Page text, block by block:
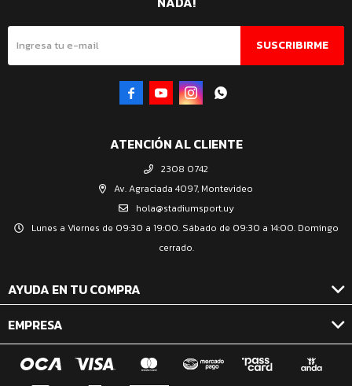
ATENCIÓN AL CLIENTE
2308 0742
Av. Agraciada 4097, Montevideo
hola@stadiumsport.uy
Lunes a Viernes de 09:30 a 19:00. Sábado de 09:30 a 14:00. Domingo
cerrado.
AYUDA EN TU COMPRA
EMPRESA
SUSCRIBIRME
   